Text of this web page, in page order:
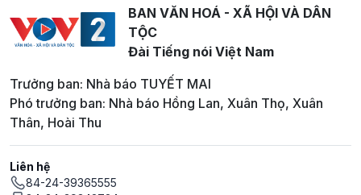
BAN VĂN HOÁ - XÃ HỘI VÀ DÂN
TỘC
Đài Tiếng nói Việt Nam
Trưởng ban: Nhà báo TUYẾT MAI
Phó trưởng ban: Nhà báo Hồng Lan, Xuân Thọ, Xuân
Thân, Hoài Thu
Liên hệ
84-24-39365555